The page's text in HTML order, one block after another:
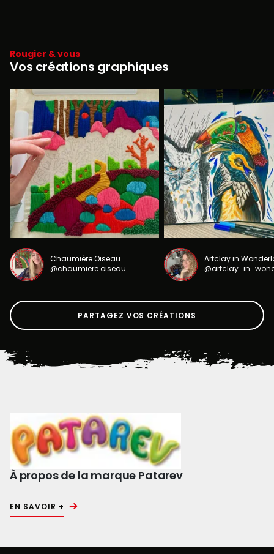
Rougier & vous
Vos créations graphiques
Chaumière Oiseau
@chaumiere.oiseau
Artclay in
PARTAGEZ VOS CRÉATIONS
À propos de la marque Patarev
EN SAVOIR +